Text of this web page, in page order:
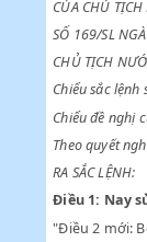
SẮC LỆNH
CỦA CHỦ
CHỦ TỊCH
Chiểu sắc
Chiểu đề
Theo quyết
RA SẮC